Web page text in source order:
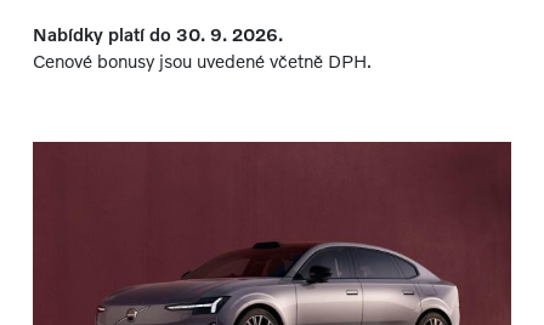
Nabídky platí do 30. 9. 2026.
Cenové bonusy jsou uvedené včetně DPH.